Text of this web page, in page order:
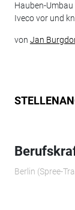
Hauben-
Iveco vor und
von Jan
Berlin (Spree-